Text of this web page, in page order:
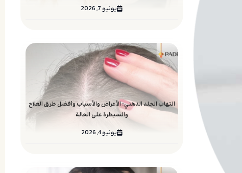
يونيو 7, 2026
التهاب الجلد الدهني: الأعراض والأسباب وأفضل طرق العلاج
والسيطرة على الحالة
يونيو 4, 2026